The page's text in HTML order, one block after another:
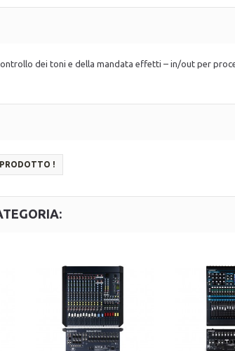
dei toni e della mandata effetti – in/out per
!